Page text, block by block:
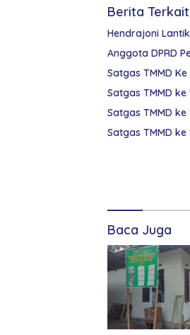
Berita Terkait
Hendrajoni
Anggota DPRD
Satgas TMMD
Satgas TMMD
Satgas TMMD
Satgas TMMD
Komentar
Baca Juga